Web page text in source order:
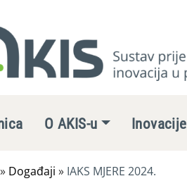
O AKIS-u Inovacije
» Događaji » IAKS MJERE 2024.